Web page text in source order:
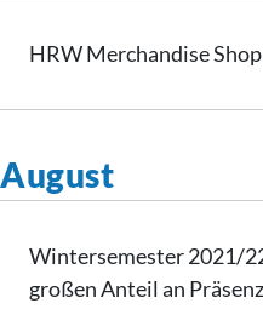
HRW Merchandise
August
Wintersemester 2021/
großen Anteil an